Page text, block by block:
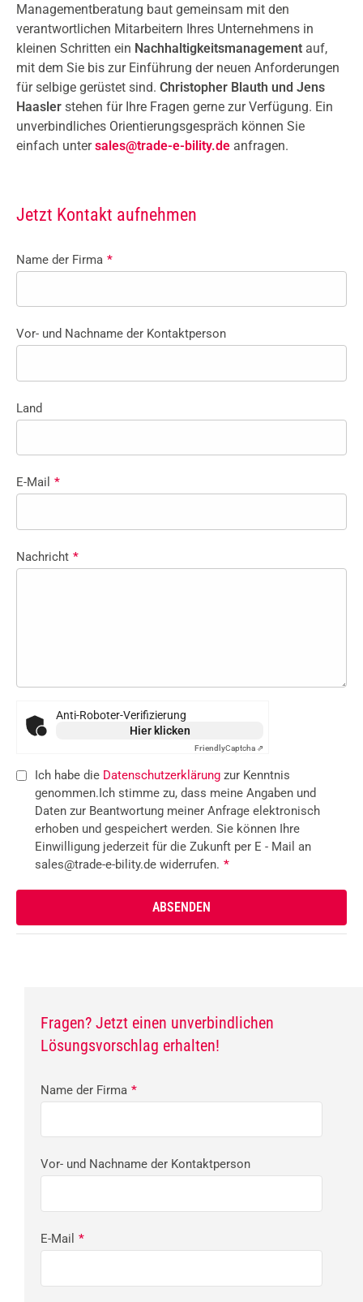
Managementberatung baut gemeinsam mit den
verantwortlichen Mitarbeitern Ihres Unternehmens in
kleinen Schritten ein Nachhaltigkeitsmanagement auf,
mit dem Sie bis zur Einführung der neuen Anforderungen
für selbige gerüstet sind. Christopher Blauth und Jens
Haasler stehen für Ihre Fragen gerne zur Verfügung. Ein
unverbindliches Orientierungsgespräch können Sie
einfach untersales@trade-e-bility.de anfragen.
Jetzt Kontakt aufnehmen
Name der Firma *
Vor- und Nachname der Kontaktperson
Land
E-Mail *
Nachricht *
Anti-Roboter-Verifizierung
Hier klicken
FriendlyCaptcha ⇗
Ich habe die Datenschutzerklärung zur Kenntnis
genommen.Ich stimme zu, dass meine Angaben und
Daten zur Beantwortung meiner Anfrage elektronisch
erhoben und gespeichert werden. Sie können Ihre
Einwilligung jederzeit für die Zukunft per E - Mail an
sales@trade-e-bility.de widerrufen. *
Fragen? Jetzt einen unverbindlichen
Lösungsvorschlag erhalten!
Name der Firma *
Vor- und Nachname der Kontaktperson
E-Mail *